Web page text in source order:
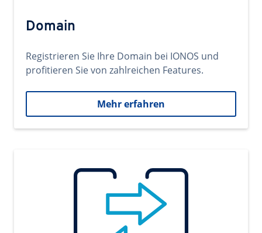
Domain
Registrieren Sie Ihre Domain bei IONOS und
profitieren Sie von zahlreichen Features.
Mehr erfahren